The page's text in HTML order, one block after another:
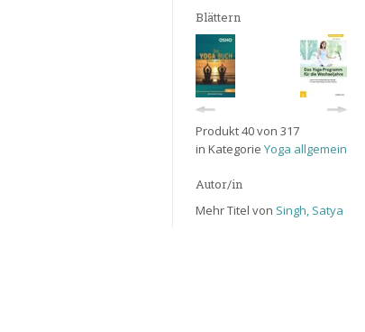
Blättern
Produkt 40 von 317
in Kategorie Yoga allgemein
Autor/in
Mehr Titel von Singh, Satya